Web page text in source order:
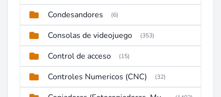
Condesandores (6)
Consolas de videojuego (353)
Control de acceso (15)
Controles Numericos (CNC) (32)